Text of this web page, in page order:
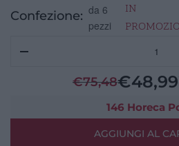
Confezione: da 6
pezzi
IN
21cm
€75,48€48,99
146 Horeca
AGGIUNGI AL